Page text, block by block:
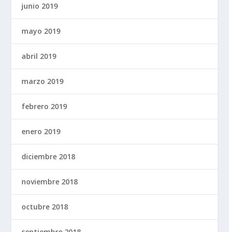
junio 2019
mayo 2019
abril 2019
marzo 2019
febrero 2019
enero 2019
diciembre 2018
noviembre 2018
octubre 2018